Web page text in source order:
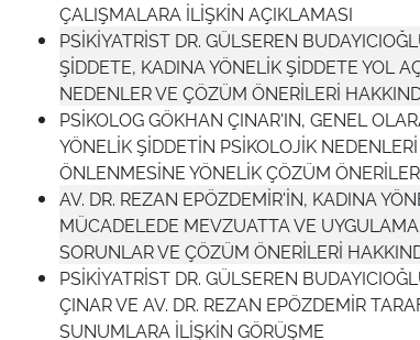
ÇALIŞMALARA İLİŞKİN AÇIKLAMASI
PSİKİYATRİST DR. GÜLSEREN
ŞİDDETE, KADINA YÖNELİK ŞİDDETE YOL
NEDENLER VE ÇÖZÜM ÖNERİLERİ
PSİKOLOG GÖKHAN ÇINAR'IN, GENEL
YÖNELİK ŞİDDETİN PSİKOLOJİK
ÖNLENMESİNE YÖNELİK ÇÖZÜM
AV. DR. REZAN EPÖZDEMİR'İN, KADINA
MÜCADELEDE MEVZUATTA VE
SORUNLAR VE ÇÖZÜM ÖNERİLERİ
PSİKİYATRİST DR. GÜLSEREN
ÇINAR VE AV. DR. REZAN EPÖZDEMİR
SUNUMLARA İLİŞKİN GÖRÜŞME